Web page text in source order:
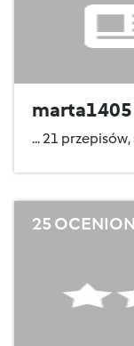
... 21
25